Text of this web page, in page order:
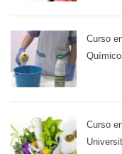
Curso
Curso